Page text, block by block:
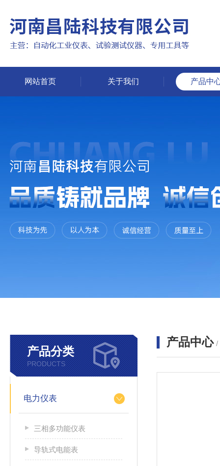
网站首页 关于我们 产品中
产品分类
PRODUCTS
电力仪表
三相多功能仪表
导轨式电能表
产品中心 /